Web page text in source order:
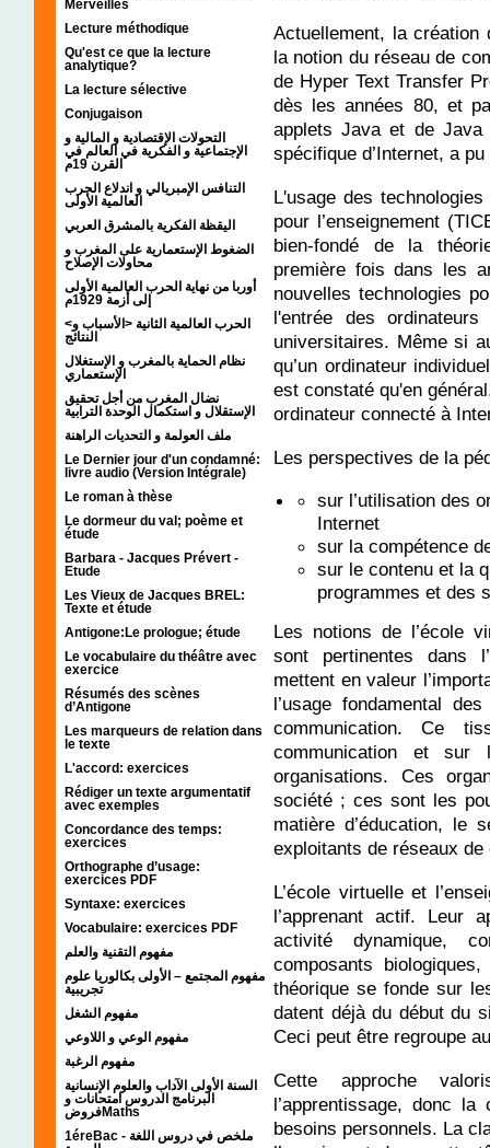
Merveilles
Lecture méthodique
Qu'est ce que la lecture
analytique?
La lecture sélective
Conjugaison
التحولات الإقتصادية و المالية و
الإجتماعية و الفكرية في العالم في
القرن 19م
التنافس الإمبريالي و اندلاع الحرب
العالمية الأولى
اليقظة الفكرية بالمشرق العربي
الضغوط الإستعمارية على المغرب و
محاولات الإصلاح
أوربا من نهاية الحرب العالمية الأولى
إلى أزمة 1929م
<الحرب العالمية الثانية <الأسباب و
النتائج
نظام الحماية بالمغرب و الإستغلال
الإستعماري
نضال المغرب من أجل تحقيق
الإستقلال و استكمال الوحدة الترابية
ملف العولمة و التحديات الراهنة
Le Dernier jour d'un condamné:
livre audio (Version Intégrale)
Le roman à thèse
Le dormeur du val; poème et
étude
Barbara - Jacques Prévert -
Etude
Les Vieux de Jacques BREL:
Texte et étude
Antigone:Le prologue; étude
Le vocabulaire du théâtre avec
exercice
Résumés des scènes
d’Antigone
Les marqueurs de relation dans
le texte
L'accord: exercices
Rédiger un texte argumentatif
avec exemples
Concordance des temps:
exercices
Orthographe d’usage:
exercices PDF
Syntaxe: exercices
Vocabulaire: exercices PDF
مفهوم التقنية والعلم
مفهوم المجتمع – الأولى بكالوريا علوم
تجريبية
مفهوم الشغل
مفهوم الوعي و اللاوعي
مفهوم الرغبة
السنة الأولى الآداب والعلوم الإنسانية
البرنامج الدروس امتحانات و
فروضMaths
1éreBac - ملخص في دروس اللغة
Actuellement, la création
la notion du réseau de
de Hyper Text Transfer
dès les années 80, et
applets Java et de
spécifique d’Internet, a
L'usage des
pour l’enseignement
bien-fondé de la
première fois dans les
nouvelles technologies
l'entrée des
universitaires. Même si
qu’un ordinateur
est constaté qu'en
ordinateur connecté à
Les perspectives de la
sur l’utilisation des
Internet
sur la compétence
sur le contenu et la
programmes et des
Les notions de l’école
sont pertinentes dans
mettent en valeur
l’usage fondamental
communication. Ce
communication et
organisations. Ces
société ; ces sont les
matière d’éducation, le
exploitants de réseaux
L’école virtuelle et
l’apprenant actif. Leur
activité dynamique,
composants
théorique se fonde sur
datent déjà du début du
Ceci peut être regroupe
Cette approche
l’apprentissage, donc
besoins personnels. La